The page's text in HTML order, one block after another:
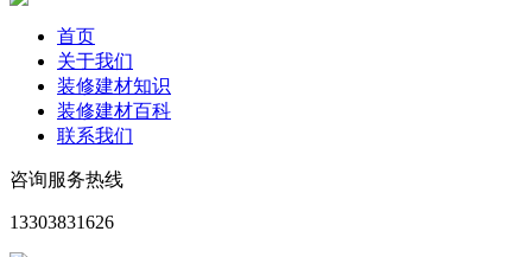
首页
关于我们
装修建材知识
装修建材百科
联系我们
咨询服务热线
13303831626